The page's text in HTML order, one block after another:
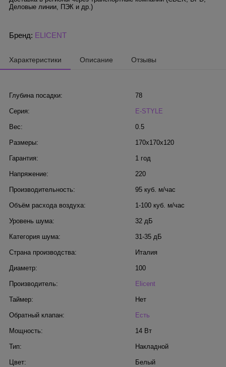
Деловые линии, ПЭК и др.)
Бренд: ELICENT
Характеристики Описание Отзывы
Глубина посадки: 78
Серия: E-STYLE
Вес: 0.5
Размеры: 170x170x120
Гарантия: 1 год
Напряжение: 220
Производительность: 95 куб. м/час
Объём расхода воздуха: 1-100 куб. м/час
Уровень шума: 32 дБ
Категория шума: 31-35 дБ
Страна производства: Италия
Диаметр: 100
Производитель: Elicent
Таймер: Нет
Обратный клапан: Есть
Мощность: 14 Вт
Тип: Накладной
Цвет: Белый